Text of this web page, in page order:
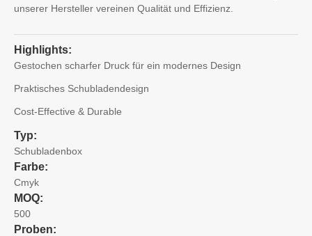
unserer Hersteller vereinen Qualität und Effizienz.
Highlights:
Gestochen scharfer Druck für ein modernes Design
Praktisches Schubladendesign
Cost-Effective & Durable
Typ:
Schubladenbox
Farbe:
Cmyk
MOQ:
500
Proben: